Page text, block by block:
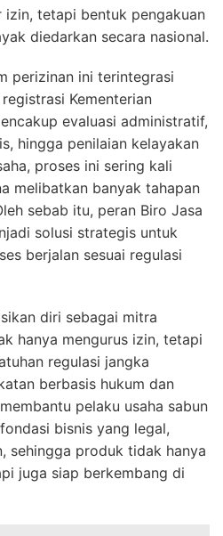
izin, tetapi bentuk pengakuan
diedarkan secara nasional.
perizinan ini terintegrasi
Kementerian
evaluasi administratif,
hingga penilaian kelayakan
proses ini sering kali
melibatkan banyak tahapan
sebab itu, peran Biro Jasa
solusi strategis untuk
berjalan sesuai regulasi
diri sebagai mitra
hanya mengurus izin, tetapi
regulasi jangka
berbasis hukum dan
pelaku usaha sabun
bisnis yang legal,
sehingga produk tidak hanya
juga siap berkembang di